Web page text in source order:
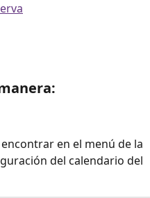
en el menú de la
del calendario del